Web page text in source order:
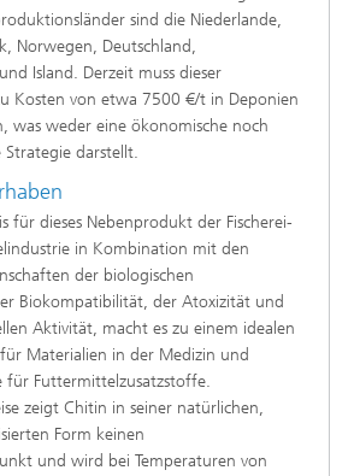
sind die Niederlande,
Norwegen, Deutschland,
Island. Derzeit muss dieser
Kosten von etwa 7500 €/t in Deponien
was weder eine ökonomische noch
darstellt.
für dieses Nebenprodukt der Fischerei-
in Kombination mit den
der biologischen
Biokompatibilität, der Atoxizität und
Aktivität, macht es zu einem idealen
Materialien in der Medizin und
für Futtermittelzusatzstoffe.
zeigt Chitin in seiner natürlichen,
Form keinen
und wird bei Temperaturen von